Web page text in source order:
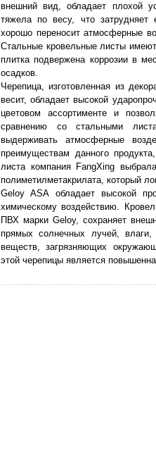
внешний вид, обладает плохой
тяжела по весу, что затрудняет
хорошо переносит атмосферные
Стальные кровельные листы
плитка подвержена коррозии в
осадков.
Черепица, изготовленная из
весит, обладает высокой
цветовом ассортименте и
сравнению со стальными
выдерживать атмосферные
преимуществам данного
листа компания FangXing
полиметилметакрилата, который
Geloy ASA обладает высокой
химическому воздействию.
ПВХ марки Geloy, сохраняет
прямых солнечных лучей, влаги,
веществ, загрязняющих
этой черепицы является